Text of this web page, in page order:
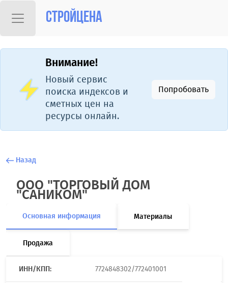
Стройцена
Внимание!
Новый сервис
поиска индексов и
сметных цен на
ресурсы онлайн.
Попробовать
Назад
ООО "ТОРГОВЫЙ ДОМ
"САНИКОМ"
Основная информация Материалы
Продажа
ИНН/КПП: 7724848302/772401001